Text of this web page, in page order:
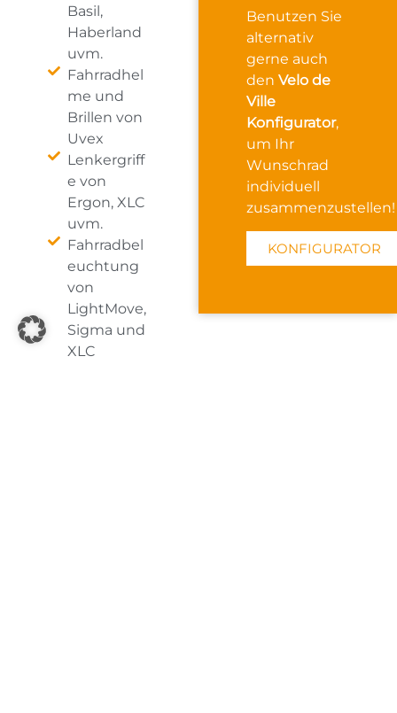
Basil,
Haberland
uvm.
Fahrradhel
me und
Brillen von
Uvex
Lenkergriff
e von
Ergon, XLC
uvm.
Fahrradbel
euchtung
von
LightMove,
Sigma und
XLC
Benutzen Sie
alternativ
gerne auch
den Velo de
Ville
Konfigurator,
um Ihr
Wunschrad
individuell
zusammenzustellen!
KONFIGURATOR